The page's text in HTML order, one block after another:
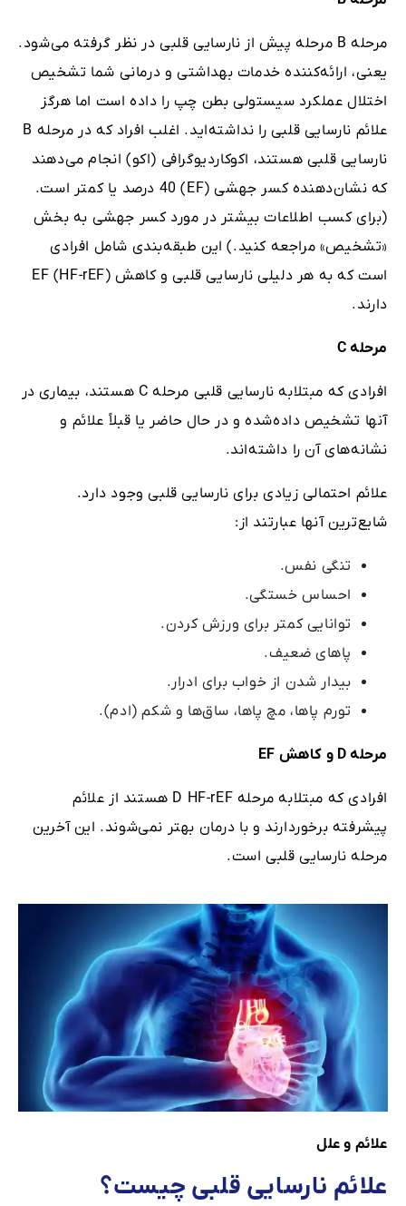
مرحله B مرحله پیش از نارسایی قلبی در نظر گرفته می‌شود.
یعنی، ارائه‌کننده خدمات بهداشتی و درمانی شما تشخیص
اختلال عملکرد سیستولی بطن چپ را داده است اما هرگز
علائم نارسایی قلبی را نداشته‌اید. اغلب افراد که در مرحله B
نارسایی قلبی هستند، اکوکاردیوگرافی (اکو) انجام می‌دهند
که نشان‌دهنده کسر جهشی (EF) 40 درصد یا کمتر است.
(برای کسب اطلاعات بیشتر در مورد کسر جهشی به بخش
«تشخیص» مراجعه کنید.) این طبقه‌بندی شامل افرادی
است که به هر دلیلی نارسایی قلبی و کاهش EF (HF-rEF)
دارند.
مرحله C
افرادی که مبتلابه نارسایی قلبی مرحله C هستند، بیماری در
آنها تشخیص داده‌شده و در حال حاضر یا قبلاً علائم و
نشانه‌های آن را داشته‌اند.
علائم احتمالی زیادی برای نارسایی قلبی وجود دارد.
شایع‌ترین آنها عبارتند از:
تنگی نفس.
احساس خستگی.
توانایی کمتر برای ورزش کردن.
پاهای ضعیف.
بیدار شدن از خواب برای ادرار.
تورم پاها، مچ‌ پاها، ساق‌ها و شکم (ادم).
مرحله D و کاهش EF
افرادی که مبتلابه مرحله D HF-rEF هستند از علائم
پیشرفته برخوردارند و با درمان بهتر نمی‌شوند. این آخرین
مرحله نارسایی قلبی است.
علائم و علل
علائم نارسایی قلبی چیست؟